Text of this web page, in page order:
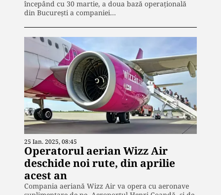
începând cu 30 martie, a doua bază operațională
din București a companiei…
25 Ian. 2025, 08:45
Operatorul aerian Wizz Air
deschide noi rute, din aprilie
acest an
Compania aeriană Wizz Air va opera cu aeronave